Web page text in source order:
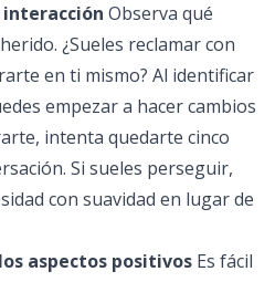
Observa qué
¿Sueles reclamar con
en ti mismo? Al identificar
empezar a hacer cambios
intenta quedarte cinco
Si sueles perseguir,
con suavidad en lugar de
aspectos positivos Es fácil